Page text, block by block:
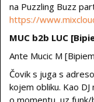
na Puzzling Buzz
https://
MUC b2b LUC
Ante Mucic M
Čovik s juga s
kojem obliku. Kao
o momentu, uz